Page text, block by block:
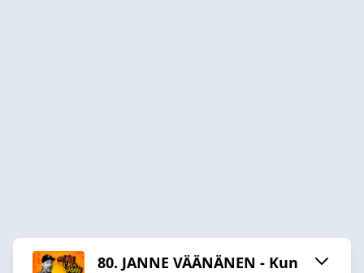
80. JANNE VÄÄNÄNEN - Kun